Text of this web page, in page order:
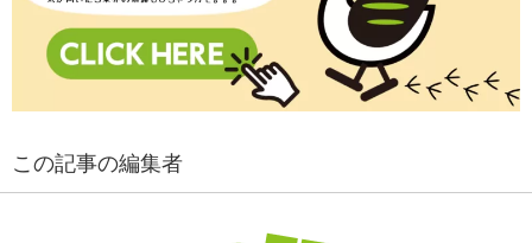
この記事の編集者